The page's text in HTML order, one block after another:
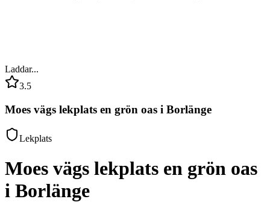
Laddar...
3.5
Moes vägs lekplats en grön oas i Borlänge
Lekplats
Moes vägs lekplats en grön oas
i Borlänge